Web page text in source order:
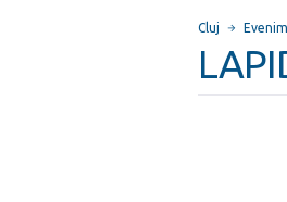
Cluj